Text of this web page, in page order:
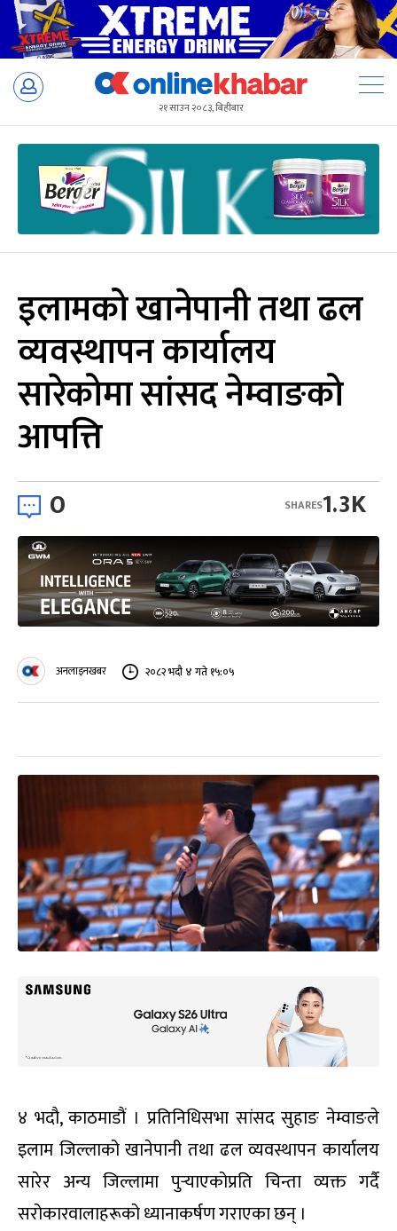
Skip
२१ साउन २०८३, बिहीबार
इलामको खानेपानी तथा ढल
व्यवस्थापन कार्यालय
सारेकोमा सांसद नेम्वाङको
आपत्ति
0 1.3K
SHARES
अनलाइनखबर २०८२ भदौ ४ गते १५:०५
४ भदौ, काठमाडौं । प्रतिनिधिसभा सांसद सुहाङ नेम्वाङले
इलाम जिल्लाको खानेपानी तथा ढल व्यवस्थापन कार्यालय
सारेर अन्य जिल्लामा पुर्‍याएकोप्रति चिन्ता व्यक्त गर्दै
सरोकारवालाहरूको ध्यानाकर्षण गराएका छन् ।